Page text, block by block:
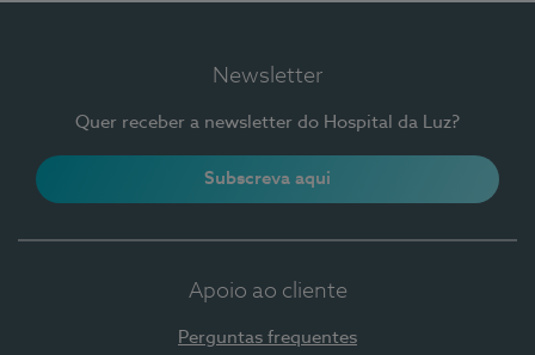
Newsletter
Quer receber a newsletter do Hospital da Luz?
Subscreva aqui
Apoio ao cliente
Perguntas frequentes